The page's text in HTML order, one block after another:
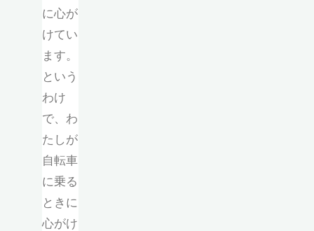
に心が
けてい
ます。
という
わけ
で、わ
たしが
自転車
に乗る
ときに
心がけ